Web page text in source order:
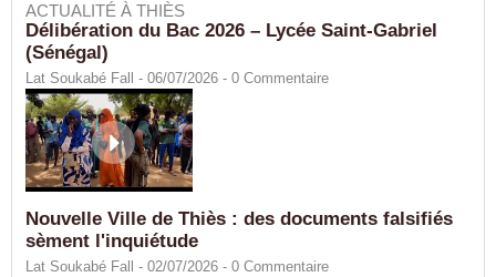
ACTUALITÉ À THIÈS
Délibération du Bac 2026 – Lycée Saint-Gabriel
(Sénégal)
Lat Soukabé Fall - 06/07/2026 - 0 Commentaire
Nouvelle Ville de Thiès : des documents falsifiés
sèment l'inquiétude
Lat Soukabé Fall - 02/07/2026 - 0 Commentaire